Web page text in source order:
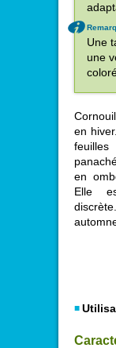
Une
une
en
en
Elle